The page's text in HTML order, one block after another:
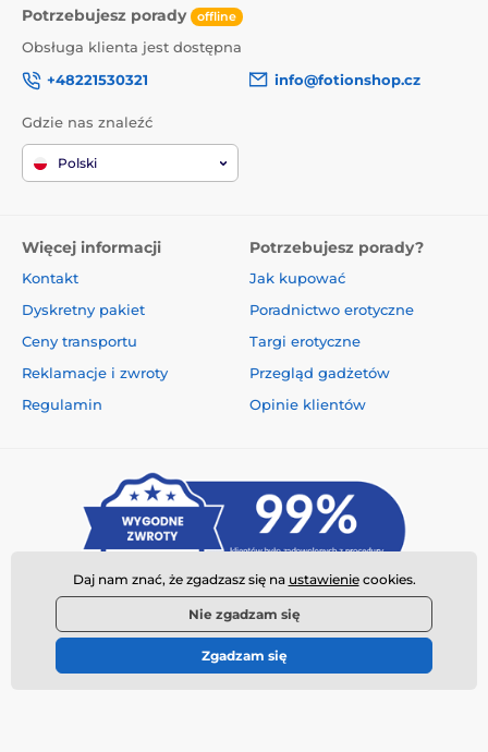
Potrzebujesz porady offline
Obsługa klienta jest dostępna
+48221530321
info@fotionshop.cz
Gdzie nas znaleźć
Polski
Więcej informacji
Kontakt
Dyskretny pakiet
Ceny transportu
Reklamacje i zwroty
Regulamin
Potrzebujesz porady?
Jak kupować
Poradnictwo erotyczne
Targi erotyczne
Przegląd gadżetów
Opinie klientów
Daj nam znać, że zgadzasz się na ustawieniecookies.
Nie zgadzam się
Zgadzam się